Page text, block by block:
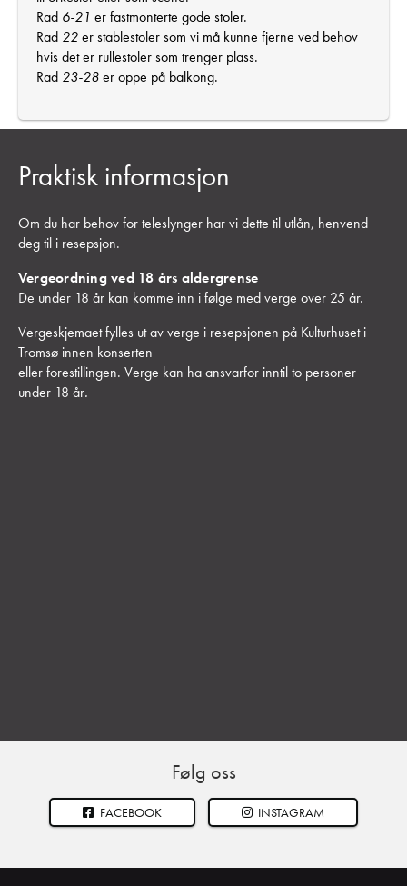
Rad 6-21 er fastmonterte gode stoler.
Rad 22er stablestoler som vi må kunne fjerne ved behov
hvis det er rullestoler som trenger plass.
Rad 23-28er oppe på balkong.
Praktisk informasjon
Om du har behov for teleslynger har vi dette til utlån, henvend
deg til i resepsjon.
Vergeordning ved 18 års aldergrense
De under 18 år kan komme inn i følge med verge over 25 år.
Vergeskjemaet fylles ut av verge i resepsjonen på Kulturhuset i
Tromsø innen konserten
eller forestillingen. Verge kan ha ansvarfor inntil to personer
under 18 år.
Følg oss
FACEBOOK INSTAGRAM